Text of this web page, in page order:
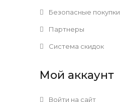
Безопасные покупки
Партнеры
Система скидок
Мой аккаунт
Войти на сайт